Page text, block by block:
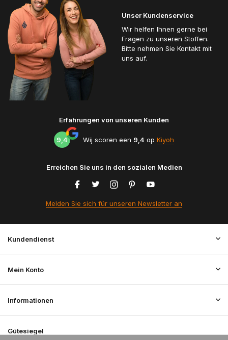
Unser Kundenservice
Wir helfen Ihnen gerne bei
Fragen zu unseren Stoffen.
Bitte nehmen Sie Kontakt mit
uns auf.
Erfahrungen von unseren Kunden
9,4 Wij scoren een 9,4 op Kiyoh
Erreichen Sie uns in den sozialen Medien
Melden Sie sich für unseren Newsletter an
Kundendienst
Mein Konto
Informationen
Gütesiegel